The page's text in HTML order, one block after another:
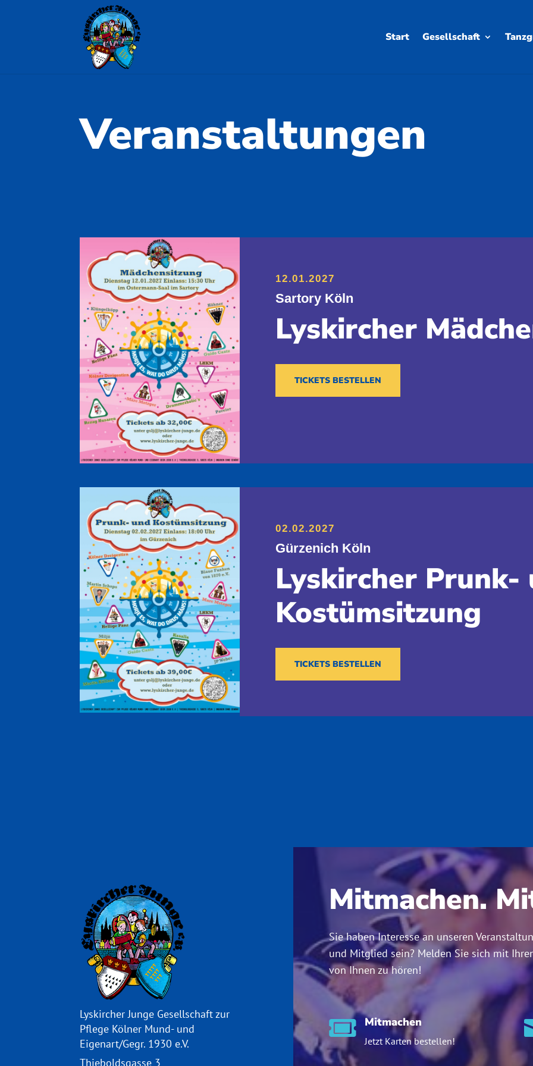
Start Gesellschaft
Veranstaltungen
12.01.2027
Sartory Köln
Lyskircher
TICKETS BESTELLEN
02.02.2027
Gürzenich Köln
Lyskircher Prunk-
Kostümsitzung
TICKETS BESTELLEN
Lyskircher Junge Gesellschaft zur
Pflege Kölner Mund- und
Eigenart/Gegr. 1930 e.V.
Thieboldsgasse 3
Mitmachen.
Sie haben Interesse an unseren
und Mitglied sein? Melden Sie sich mit
von Ihnen zu hören!
 Mitmachen
Jetzt Karten bestellen!